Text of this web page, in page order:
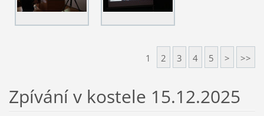
1 2 3 4 5 > >>
Zpívání v kostele 15.12.2025